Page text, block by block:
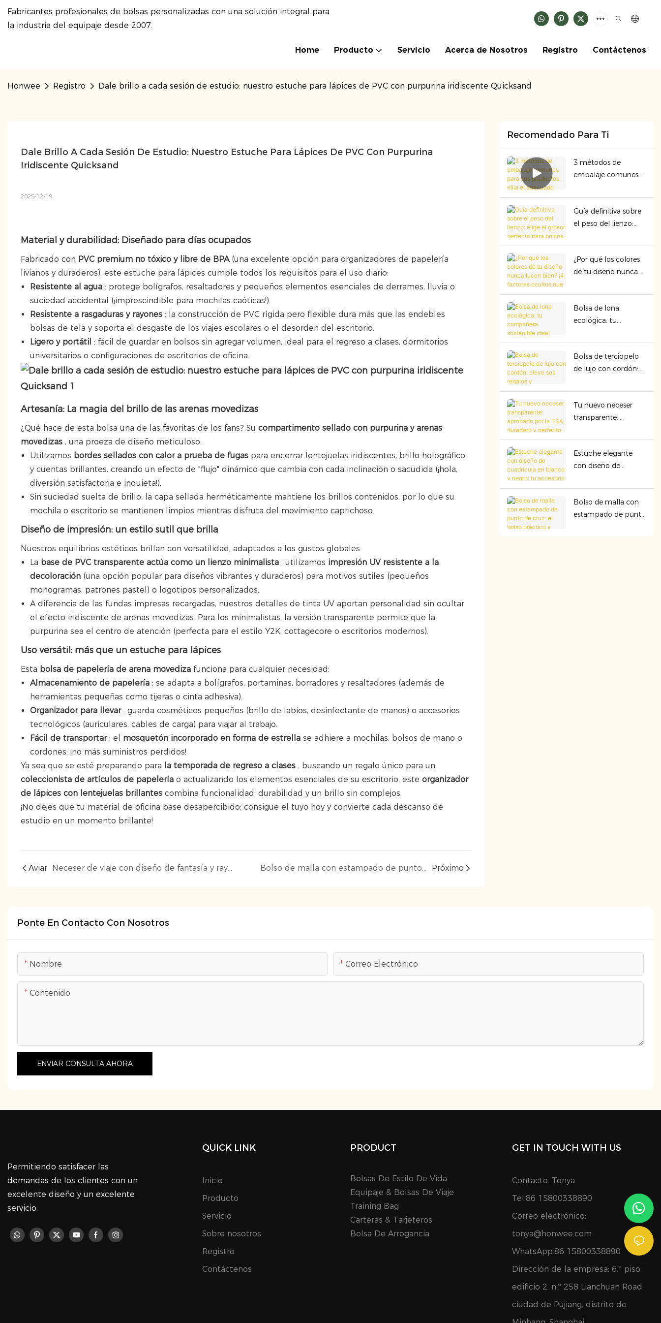
Fabricantes profesionales de bolsas personalizadas con una solución integral para
la industria del equipaje desde 2007.
Home Producto Servicio Acerca de Nosotros Registro Contáctenos
Honwee Registro Dale brillo a cada sesión de estudio: nuestro estuche para lápices de PVC con purpurina iridiscente Quicksand
Dale Brillo A Cada Sesión De Estudio: Nuestro Estuche Para Lápices De PVC Con Purpurina
Iridiscente Quicksand
2025-12-19
Material y durabilidad: Diseñado para días ocupados
Fabricado con PVC premium no tóxico y libre de BPA(una excelente opción para organizadores de papelería
livianos y duraderos), este estuche para lápices cumple todos los requisitos para el uso diario:
Resistente al agua : protege bolígrafos, resaltadores y pequeños elementos esenciales de derrames, lluvia o
suciedad accidental (¡imprescindible para mochilas caóticas!).
Resistente a rasgaduras y rayones : la construcción de PVC rígida pero flexible dura más que las endebles
bolsas de tela y soporta el desgaste de los viajes escolares o el desorden del escritorio.
Ligero y portátil : fácil de guardar en bolsos sin agregar volumen, ideal para el regreso a clases, dormitorios
universitarios o configuraciones de escritorios de oficina.
Artesanía: La magia del brillo de las arenas movedizas
¿Qué hace de esta bolsa una de las favoritas de los fans? Su compartimento sellado con purpurina y arenas
movedizas, una proeza de diseño meticuloso.
Utilizamos bordes sellados con calor a prueba de fugas para encerrar lentejuelas iridiscentes, brillo holográfico
y cuentas brillantes, creando un efecto de "flujo" dinámico que cambia con cada inclinación o sacudida (¡hola,
diversión satisfactoria e inquieta!).
Sin suciedad suelta de brillo: la capa sellada herméticamente mantiene los brillos contenidos, por lo que su
mochila o escritorio se mantienen limpios mientras disfruta del movimiento caprichoso.
Diseño de impresión: un estilo sutil que brilla
Nuestros equilibrios estéticos brillan con versatilidad, adaptados a los gustos globales:
La base de PVC transparente actúa como un lienzo minimalista : utilizamos impresión UV resistente a la
decoloración (una opción popular para diseños vibrantes y duraderos) para motivos sutiles (pequeños
monogramas, patrones pastel) o logotipos personalizados.
A diferencia de las fundas impresas recargadas, nuestros detalles de tinta UV aportan personalidad sin ocultar
el efecto iridiscente de arenas movedizas. Para los minimalistas, la versión transparente permite que la
purpurina sea el centro de atención (perfecta para el estilo Y2K, cottagecore o escritorios modernos).
Uso versátil: más que un estuche para lápices
Esta bolsa de papelería de arena movedizafunciona para cualquier necesidad:
Almacenamiento de papelería : se adapta a bolígrafos, portaminas, borradores y resaltadores (además de
herramientas pequeñas como tijeras o cinta adhesiva).
Organizador para llevar: guarda cosméticos pequeños (brillo de labios, desinfectante de manos) o accesorios
tecnológicos (auriculares, cables de carga) para viajar al trabajo.
Fácil de transportar: el mosquetón incorporado en forma de estrella se adhiere a mochilas, bolsos de mano o
cordones: ¡no más suministros perdidos!
Ya sea que se esté preparando para la temporada de regreso a clases, buscando un regalo único para un
coleccionista de artículos de papeleríao actualizando los elementos esenciales de su escritorio, este organizador
de lápices con lentejuelas brillantescombina funcionalidad, durabilidad y un brillo sin complejos.
¡No dejes que tu material de oficina pase desapercibido: consigue el tuyo hoy y convierte cada descanso de
estudio en un momento brillante!
Aviar Neceser de viaje con diseño de fantasía y rayas vibrantes: organizador duradero e impermeable para artículos de belleza e higiene para llevar. Bolso de malla con estampado de punto de cruz: el bolso práctico y bonito que necesitas para todos los días. Próximo
Recomendado Para Ti
3 métodos de
embalaje comunes
elija el adecuado
para garantizar la
seguridad y la
Guía definitiva sobre
el peso del lienzo:
perfecto para bolsos
premium
¿Por qué los colores
de tu diseño nunca
factores ocultos que
arruinan la
presentación del
Bolsa de lona
ecológica: tu
sostenible ideal
Bolsa de terciopelo
de lujo con cordón:
organización con
calidad premium
Tu nuevo neceser
transparente:
duradero y perfecto
para cualquier
aventura.
Estuche elegante
con diseño de
y negro: tu accesorio
esencial para llevar
contigo.
Bolso de malla con
estampado de punto
Ponte En Contacto Con Nosotros
Nombre Correo Electrónico
Contenido
ENVIAR CONSULTA AHORA
Permitiendo satisfacer las
demandas de los clientes con un
excelente diseño y un excelente
servicio.
QUICK LINK
Inicio
Producto
Servicio
Sobre nosotros
Registro
Contáctenos
PRODUCT
Bolsas De Estilo De Vida
Equipaje & Bolsas De Viaje
Training Bag
Carteras & Tarjeteros
Bolsa De Arrogancia
GET IN TOUCH WITH US
Contacto: Tonya
Tel:86 15800338890
Correo electrónico:
tonya@honwee.com
WhatsApp:86 15800338890
Dirección de la empresa: 6.º piso,
edificio 2, n.º 258 Lianchuan Road,
ciudad de Pujiang, distrito de